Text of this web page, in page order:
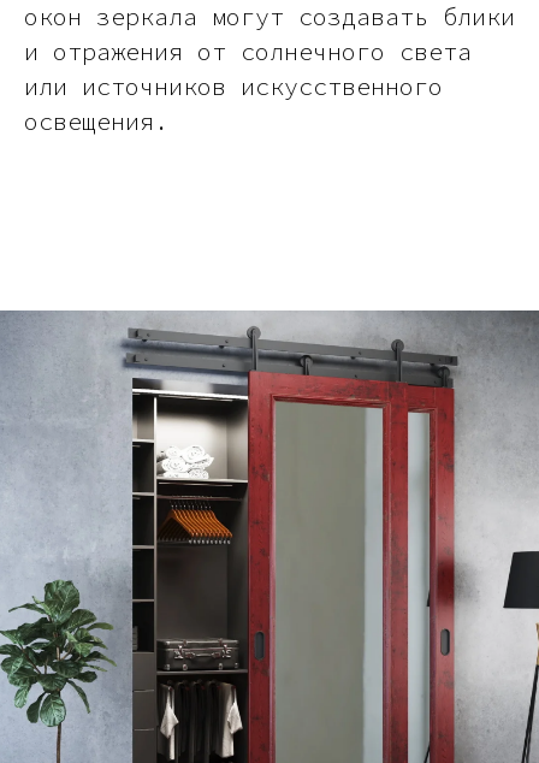
окон зеркала могут создавать блики
и отражения от солнечного света
или источников искусственного
освещения.